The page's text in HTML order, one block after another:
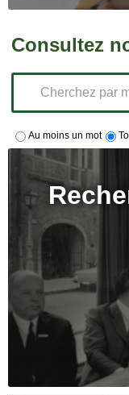
Consultez
Au moins un mot